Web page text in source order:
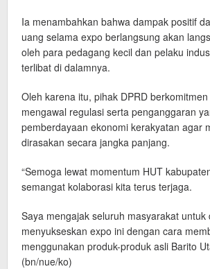
Ia menambahkan bahwa dampak positif
uang selama expo berlangsung akan
oleh para pedagang kecil dan pelaku
terlibat di dalamnya.
Oleh karena itu, pihak DPRD
mengawal regulasi serta penganggaran
pemberdayaan ekonomi kerakyatan agar
dirasakan secara jangka panjang.
“Semoga lewat momentum HUT
semangat kolaborasi kita terus terjaga.
Saya mengajak seluruh masyarakat untuk
menyukseskan expo ini dengan cara
menggunakan produk-produk asli Barito
(bn/nue/ko)